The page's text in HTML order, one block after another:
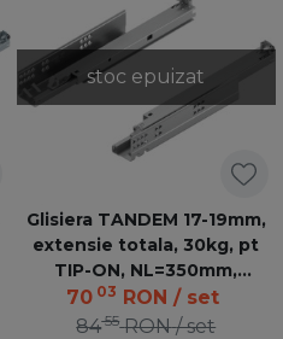
stoc epuizat
Glisiera TANDEM 17-19mm,
extensie totala, 30kg, pt
TIP-ON, NL=350mm,
560F3500C V6
70 03 RON / set
8455 RON / set